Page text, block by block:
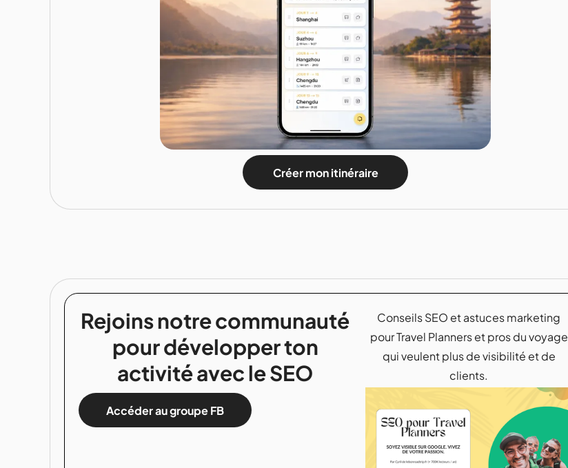
Créer mon itinéraire
Rejoins notre communauté
pour développer ton
activité avec le SEO
Conseils SEO et astuces marketing
pour Travel Planners et pros du voyage
qui veulent plus de visibilité et de
clients.
Accéder au groupe FB